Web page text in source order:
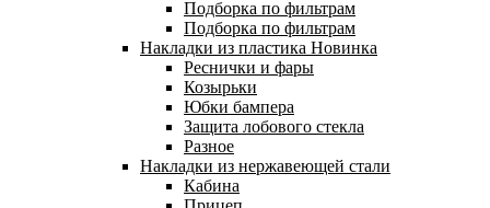
Подборка по фильтрам
Подборка по фильтрам
Накладки из пластика Новинка
Реснички и фары
Козырьки
Юбки бампера
Защита лобового стекла
Разное
Накладки из нержавеющей стали
Кабина